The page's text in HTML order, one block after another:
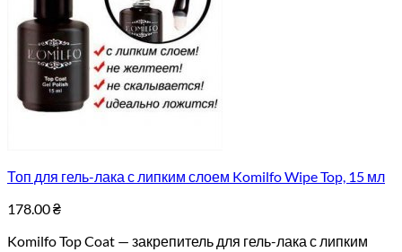
Топ для гель-лака с липким слоем Komilfo Wipe Top, 15 мл
178.00₴
Komilfo Top Coat — закрепитель для гель-лака с липким